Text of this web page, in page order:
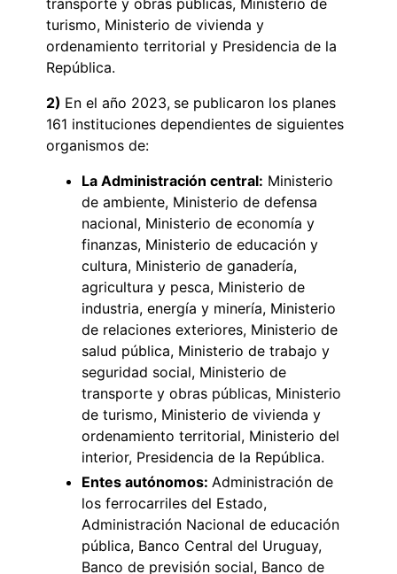
turismo, Ministerio de vivienda y
ordenamiento territorial y Presidencia de la
República.
2) En el año 2023, se publicaron los planes
161 instituciones dependientes de siguientes
organismos de:
La Administración central: Ministerio
de ambiente, Ministerio de defensa
nacional, Ministerio de economía y
finanzas, Ministerio de educación y
cultura, Ministerio de ganadería,
agricultura y pesca, Ministerio de
industria, energía y minería, Ministerio
de relaciones exteriores, Ministerio de
salud pública, Ministerio de trabajo y
seguridad social, Ministerio de
transporte y obras públicas, Ministerio
de turismo, Ministerio de vivienda y
ordenamiento territorial, Ministerio del
interior, Presidencia de la República.
Entes autónomos: Administración de
los ferrocarriles del Estado,
Administración Nacional de educación
pública, Banco Central del Uruguay,
Banco de previsión social, Banco de